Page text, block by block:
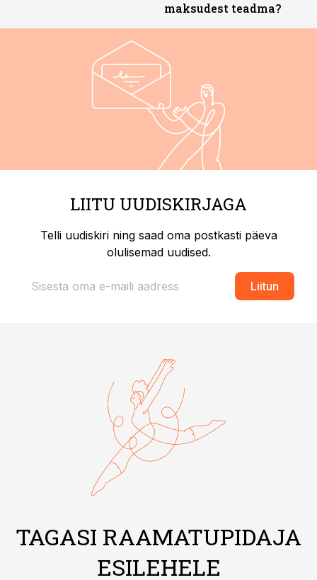
maksudest teadma?
LIITU UUDISKIRJAGA
Telli uudiskiri ning saad oma postkasti päeva
olulisemad uudised.
Liitun
TAGASI RAAMATUPIDAJA
ESILEHELE